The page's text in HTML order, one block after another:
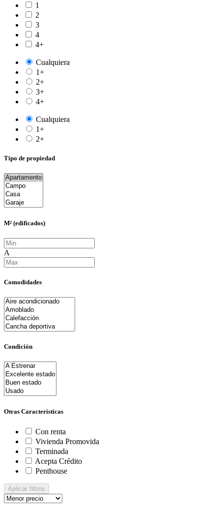
1
2
3
4
4+
Cualquiera
1+
2+
3+
4+
Cualquiera
1+
2+
Tipo de propiedad
M² (edificados)
A
Comodidades
Condición
Otras Características
Con renta
Vivienda Promovida
Terminada
Acepta Crédito
Penthouse
Aplicar filtros